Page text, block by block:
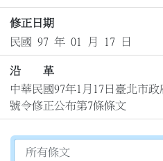
修正日期
民國 97 年 01 月 17 日
沿 革
中華民國97年1月17日臺北市政
號令修正公布第7條條文
切換選擇法規資訊內容